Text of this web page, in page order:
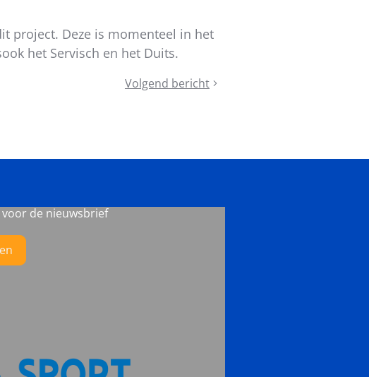
project. Deze is momenteel in het
het Servisch en het Duits.
Volgend bericht
MOEV-
voor de nieuwsbrief